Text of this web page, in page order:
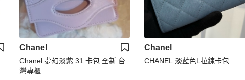
Chanel
Chanel 夢幻淡紫 31 卡包 全新 台
灣專櫃
Chanel
CHANEL 淡藍色L拉鍊卡包